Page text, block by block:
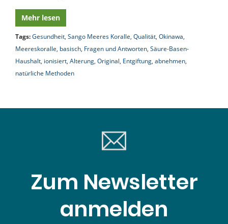
Mehr lesen
Tags:Gesundheit, Sango Meeres Koralle, Qualität, Okinawa,
Meereskoralle, basisch, Fragen und Antworten, Säure-Basen-
Haushalt, ionisiert, Alterung, Original, Entgiftung, abnehmen,
natürliche Methoden
Zum Newsletter
anmelden